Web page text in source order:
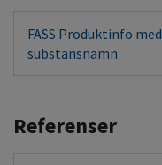
FASS Produktinfo med
substansnamn
Referenser